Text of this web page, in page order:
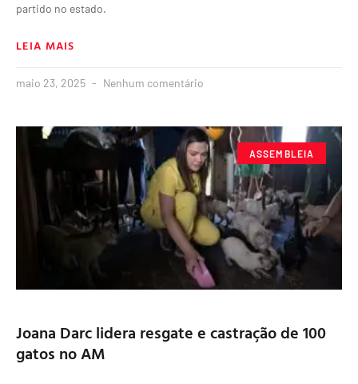
partido no estado.
LEIA MAIS
maio 23, 2025 Nenhum comentário
ASSEMBLEIA
Joana Darc lidera resgate e castração de 100
gatos no AM